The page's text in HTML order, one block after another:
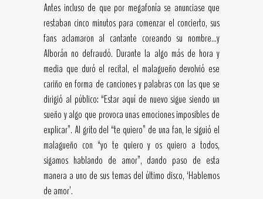
Antes incluso de que por megafonía se anunciase que
restaban cinco minutos para comenzar el concierto, sus
fans aclamaron al cantante coreando su nombre…y
Alborán no defraudó. Durante la algo más de hora y
media que duró el recital, el malagueño devolvió ese
cariño en forma de canciones y palabras con las que se
dirigió al público: “Estar aquí de nuevo sigue siendo un
sueño y algo que provoca unas emociones imposibles de
explicar”. Al grito del “te quiero” de una fan, le siguió el
malagueño con “yo te quiero y os quiero a todos,
sigamos hablando de amor”, dando paso de esta
manera a uno de sus temas del último disco, ‘Hablemos
de amor’.